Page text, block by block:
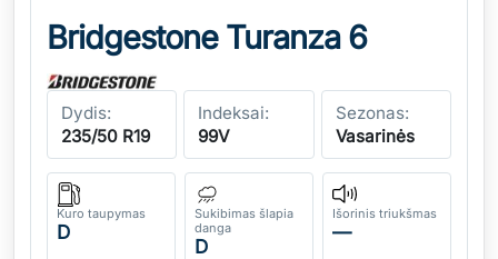
Bridgestone Turanza 6
Dydis:
235/50 R19
Indeksai:
99V
Sezonas:
Vasarinės
Kuro taupymas
D
Sukibimas šlapia
danga
D
Išorinis triukšmas
—